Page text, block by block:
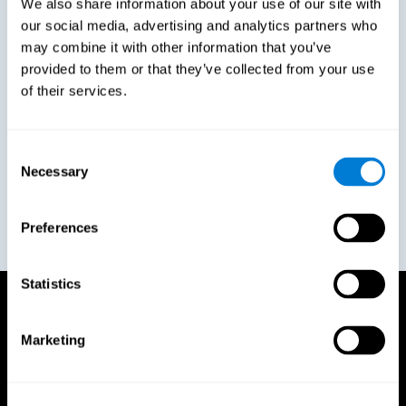
We also share information about your use of our site with
our social media, advertising and analytics partners who
may combine it with other information that you’ve
provided to them or that they’ve collected from your use
of their services.
Selection
Necessary
Preferences
Statistics
Marketing
"CogniFit war das ideale Tool, um uns in unserem
Modul zu Führungskompetenzen zu unterstützen.
erbringen."